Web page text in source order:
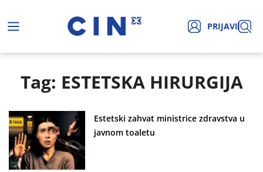
PRIJAVI
Tag: ESTETSKA HIRURGIJA
Estetski zahvat ministrice zdravstva u
javnom toaletu